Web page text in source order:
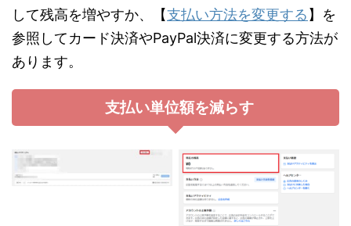
して残高を増やすか、【支払い方法を変更する】を
参照してカード決済やPayPal決済に変更する方法が
あります。
支払い単位額を減らす